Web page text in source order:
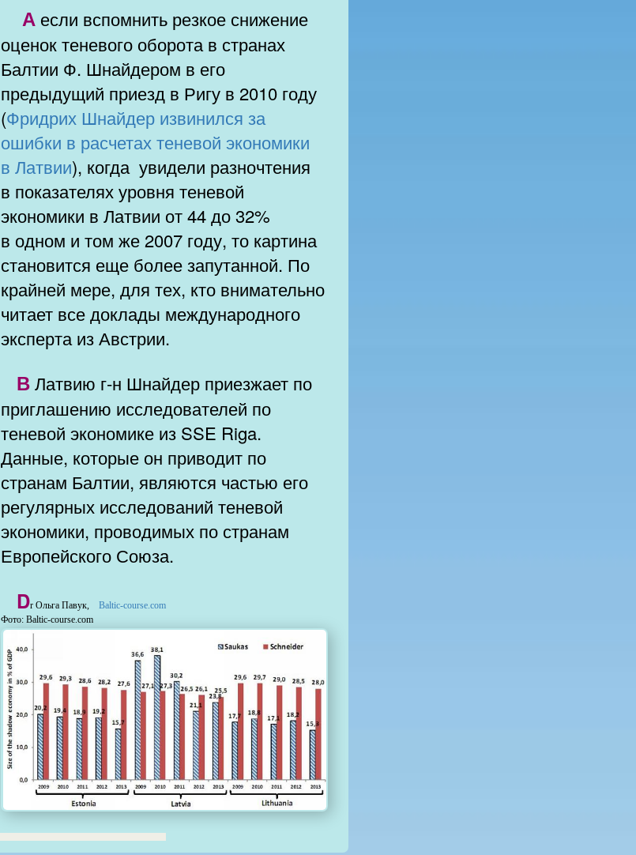
А если вспомнить резкое снижение
оценок теневого оборота в странах
Балтии Ф. Шнайдером в его
предыдущий приезд в Ригу в 2010 году
(Фридрих Шнайдер извинился за
ошибки в расчетах теневой экономики
в Латвии), когда увидели разночтения
в показателях уровня теневой
экономики в Латвии от 44 до 32%
в одном и том же 2007 году, то картина
становится еще более запутанной. По
крайней мере, для тех, кто внимательно
читает все доклады международного
эксперта из Австрии.
В Латвию г-н Шнайдер приезжает по
приглашению исследователей по
теневой экономике из SSE Riga.
Данные, которые он приводит по
странам Балтии, являются частью его
регулярных исследований теневой
экономики, проводимых по странам
Европейского Союза.
D r Ольга Павук,Baltic-course.com
Фото: Baltic-course.com